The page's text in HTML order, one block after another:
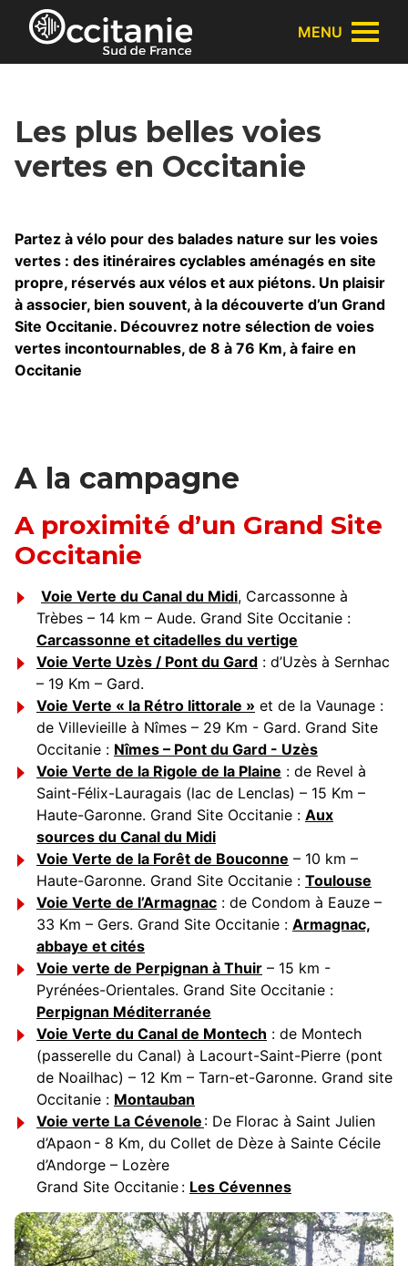
Panneau de gestion des cookies
MENU
Les plus belles voies
vertes en Occitanie
Partez à vélo pour des balades nature sur les voies
vertes : des itinéraires cyclables aménagés en site
propre, réservés aux vélos et aux piétons. Un plaisir
à associer, bien souvent, à la découverte d’un Grand
Site Occitanie. Découvrez notre sélection de voies
vertes incontournables, de 8 à 76 Km, à faire en
Occitanie
A la campagne
A proximité d’un Grand Site
Occitanie
Voie Verte du Canal du Midi, Carcassonne à
Trèbes – 14 km – Aude. Grand Site Occitanie :
Carcassonne et citadelles du vertige
Voie Verte Uzès / Pont du Gard : d’Uzès à Sernhac
– 19 Km – Gard.
Voie Verte « la Rétro littorale » et de la Vaunage :
de Villevieille à Nîmes – 29 Km - Gard. Grand Site
Occitanie : Nîmes – Pont du Gard - Uzès
Voie Verte de la Rigole de la Plaine : de Revel à
Saint-Félix-Lauragais (lac de Lenclas) – 15 Km –
Haute-Garonne. Grand Site Occitanie : Aux
sources du Canal du Midi
Voie Verte de la Forêt de Bouconne – 10 km –
Haute-Garonne. Grand Site Occitanie : Toulouse
Voie Verte de l’Armagnac : de Condom à Eauze –
33 Km – Gers. Grand Site Occitanie : Armagnac,
abbaye et cités
Voie verte de Perpignan à Thuir – 15 km -
Pyrénées-Orientales. Grand Site Occitanie :
Perpignan Méditerranée
Voie Verte du Canal de Montech : de Montech
(passerelle du Canal) à Lacourt-Saint-Pierre (pont
de Noailhac) – 12 Km – Tarn-et-Garonne. Grand site
Occitanie : Montauban
Voie verte La Cévenole : De Florac à Saint Julien
d’Apaon - 8 Km, du Collet de Dèze à Sainte Cécile
d’Andorge – Lozère
Grand Site Occitanie : Les Cévennes